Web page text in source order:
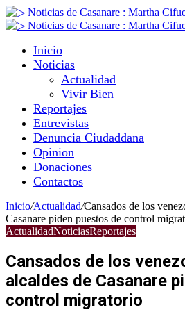
Inicio
Noticias
Actualidad
Vivir Bien
Reportajes
Entrevistas
Denuncia Ciudaddana
Opinion
Donaciones
Contactos
Inicio/Actualidad/Cansados de los
Casanare piden puestos de control
ActualidadNoticiasReportajes
Cansados de los
alcaldes de Casanare
control migratorio